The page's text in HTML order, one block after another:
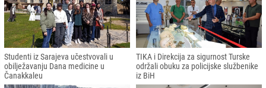
Studenti iz Sarajeva učestvovali u
obilježavanju Dana medicine u
Čanakkaleu
TIKA i Direkcija za sigurnost Turske
održali obuku za policijske službenike
iz BiH